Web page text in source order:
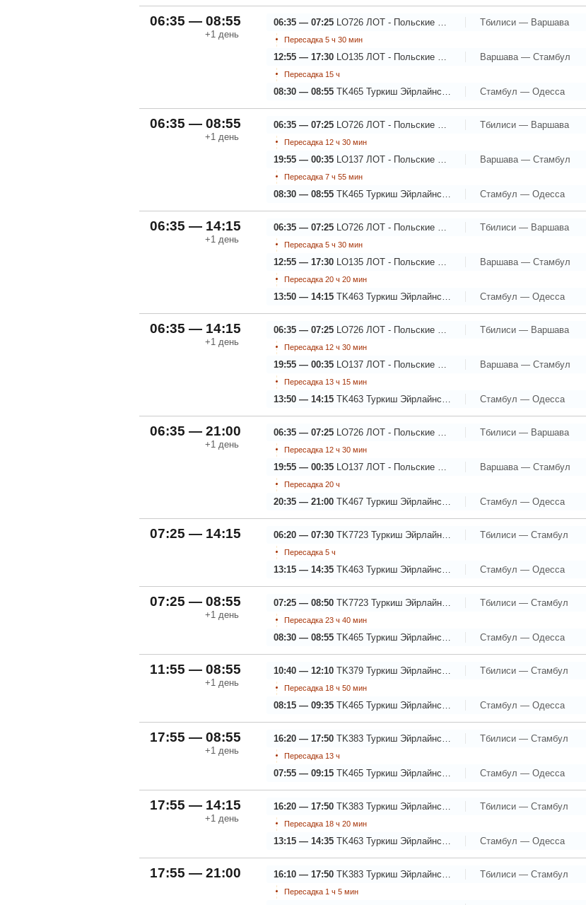
06:35 — 08:55
+1 день
06:35 — 07:25 LO726 ЛОТ - Польские Авиалинии Тбилиси — Варшава
Пересадка 5 ч 30 мин
12:55 — 17:30 LO135 ЛОТ - Польские Авиалинии Варшава — Стамбул
Пересадка 15 ч
08:30 — 08:55 TK465 Туркиш Эйрлайнс - Турецкие Авиалинии Стамбул — Одесса
06:35 — 08:55
+1 день
06:35 — 07:25 LO726 ЛОТ - Польские Авиалинии Тбилиси — Варшава
Пересадка 12 ч 30 мин
19:55 — 00:35 LO137 ЛОТ - Польские Авиалинии Варшава — Стамбул
Пересадка 7 ч 55 мин
08:30 — 08:55 TK465 Туркиш Эйрлайнс - Турецкие Авиалинии Стамбул — Одесса
06:35 — 14:15
+1 день
06:35 — 07:25 LO726 ЛОТ - Польские Авиалинии Тбилиси — Варшава
Пересадка 5 ч 30 мин
12:55 — 17:30 LO135 ЛОТ - Польские Авиалинии Варшава — Стамбул
Пересадка 20 ч 20 мин
13:50 — 14:15 TK463 Туркиш Эйрлайнс - Турецкие Авиалинии Стамбул — Одесса
06:35 — 14:15
+1 день
06:35 — 07:25 LO726 ЛОТ - Польские Авиалинии Тбилиси — Варшава
Пересадка 12 ч 30 мин
19:55 — 00:35 LO137 ЛОТ - Польские Авиалинии Варшава — Стамбул
Пересадка 13 ч 15 мин
13:50 — 14:15 TK463 Туркиш Эйрлайнс - Турецкие Авиалинии Стамбул — Одесса
06:35 — 21:00
+1 день
06:35 — 07:25 LO726 ЛОТ - Польские Авиалинии Тбилиси — Варшава
Пересадка 12 ч 30 мин
19:55 — 00:35 LO137 ЛОТ - Польские Авиалинии Варшава — Стамбул
Пересадка 20 ч
20:35 — 21:00 TK467 Туркиш Эйрлайнс - Турецкие Авиалинии Стамбул — Одесса
07:25 — 14:15 06:20 — 07:30 TK7723 Туркиш Эйрлайнс - Турецкие Авиалинии Тбилиси — Стамбул
Пересадка 5 ч
13:15 — 14:35 TK463 Туркиш Эйрлайнс - Турецкие Авиалинии Стамбул — Одесса
07:25 — 08:55
+1 день
07:25 — 08:50 TK7723 Туркиш Эйрлайнс - Турецкие Авиалинии Тбилиси — Стамбул
Пересадка 23 ч 40 мин
08:30 — 08:55 TK465 Туркиш Эйрлайнс - Турецкие Авиалинии Стамбул — Одесса
11:55 — 08:55
+1 день
10:40 — 12:10 TK379 Туркиш Эйрлайнс - Турецкие Авиалинии Тбилиси — Стамбул
Пересадка 18 ч 50 мин
08:15 — 09:35 TK465 Туркиш Эйрлайнс - Турецкие Авиалинии Стамбул — Одесса
17:55 — 08:55
+1 день
16:20 — 17:50 TK383 Туркиш Эйрлайнс - Турецкие Авиалинии Тбилиси — Стамбул
Пересадка 13 ч
07:55 — 09:15 TK465 Туркиш Эйрлайнс - Турецкие Авиалинии Стамбул — Одесса
17:55 — 14:15
+1 день
16:20 — 17:50 TK383 Туркиш Эйрлайнс - Турецкие Авиалинии Тбилиси — Стамбул
Пересадка 18 ч 20 мин
13:15 — 14:35 TK463 Туркиш Эйрлайнс - Турецкие Авиалинии Стамбул — Одесса
17:55 — 21:00 16:10 — 17:50 TK383 Туркиш Эйрлайнс - Турецкие Авиалинии Тбилиси — Стамбул
Пересадка 1 ч 5 мин